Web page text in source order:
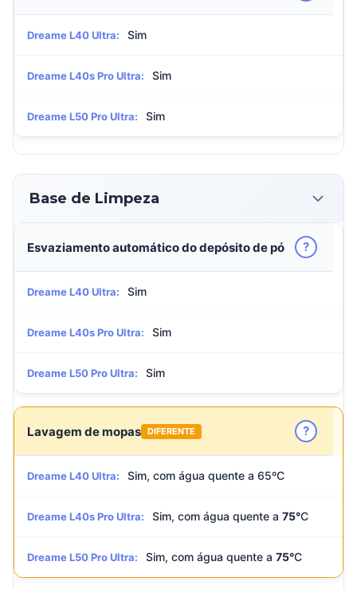
Dreame L40 Ultra: Sim
Dreame L40s Pro Ultra: Sim
Dreame L50 Pro Ultra: Sim
Base de Limpeza
Esvaziamento automático do depósito de pó ?
Dreame L40 Ultra: Sim
Dreame L40s Pro Ultra: Sim
Dreame L50 Pro Ultra: Sim
Lavagem de mopas DIFERENTE ?
Dreame L40 Ultra: Sim, com água quente a 65ºC
Dreame L40s Pro Ultra: Sim, com água quente a 75°C
Dreame L50 Pro Ultra: Sim, com água quente a 75°C